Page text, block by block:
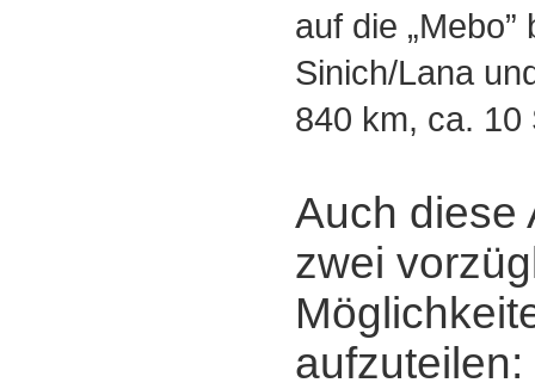
auf die „Mebo”
Sinich/Lana
840 km, ca. 10
Auch diese
zwei
aufzuteilen: